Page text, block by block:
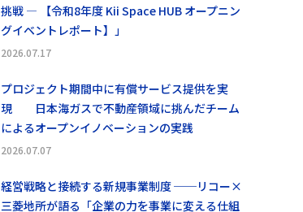
挑戦 ― 【令和8年度 Kii Space HUB オープニン
グイベントレポート】」
2026.07.17
プロジェクト期間中に有償サービス提供を実
現 日本海ガスで不動産領域に挑んだチーム
によるオープンイノベーションの実践
2026.07.07
経営戦略と接続する新規事業制度 ──リコー×
三菱地所が語る「企業の力を事業に変える仕組